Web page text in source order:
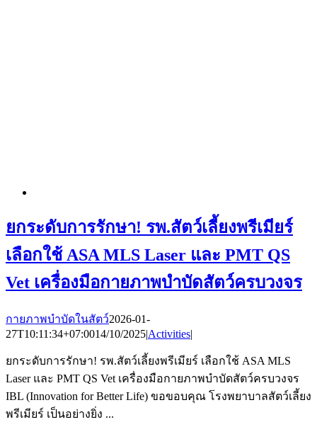
ยกระดับการรักษา! รพ.สัตว์เลี้ยงพรีเมียร์
เลือกใช้ ASA MLS Laser และ PMT QS
Vet เครื่องมือกายภาพบำบัดสัตว์ครบวงจร
กายภาพบำบัดในสัตว์2026-01-
27T10:11:34+07:0014/10/2025|Activities|
ยกระดับการรักษา! รพ.สัตว์เลี้ยงพรีเมียร์ เลือกใช้ ASA MLS
Laser และ PMT QS Vet เครื่องมือกายภาพบำบัดสัตว์ครบวงจร
IBL (Innovation for Better Life) ขอขอบคุณ โรงพยาบาลสัตว์เลี้ยง
พรีเมียร์ เป็นอย่างยิ่ง ...